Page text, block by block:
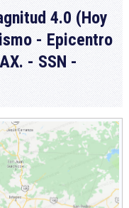
4.0 (Hoy
- Epicentro
- SSN -